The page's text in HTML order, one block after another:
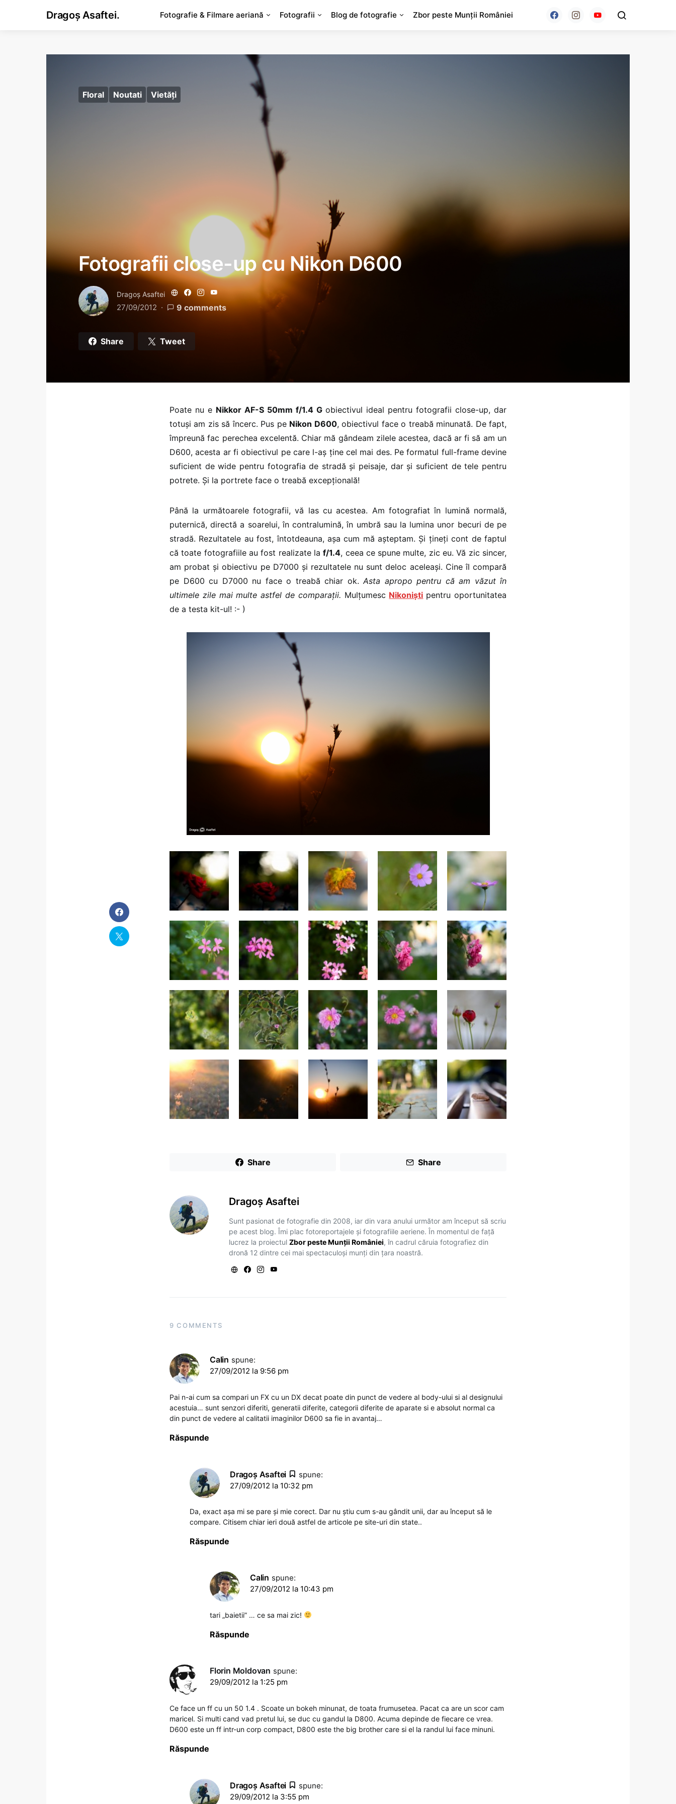
Dragoș Asaftei. Fotografie & Filmare aeriană Fotografii Blog de fotografie Zbor peste Munții României
Floral Noutati Vietăţi
Fotografii close-up cu Nikon D600
Dragoş Asaftei
27/09/2012 9 comments
Share Tweet
Poate nu e Nikkor AF-S 50mm f/1.4 G obiectivul ideal pentru fotografii close-up, dar
totuși am zis să încerc. Pus pe Nikon D600, obiectivul face o treabă minunată. De fapt,
împreună fac perechea excelentă. Chiar mă gândeam zilele acestea, dacă ar fi să am un
D600, acesta ar fi obiectivul pe care l-aș ține cel mai des. Pe formatul full-frame devine
suficient de wide pentru fotografia de stradă și peisaje, dar și suficient de tele pentru
potrete. Și la portrete face o treabă excepțională!
Până la următoarele fotografii, vă las cu acestea. Am fotografiat în lumină normală,
puternică, directă a soarelui, în contralumină, în umbră sau la lumina unor becuri de pe
stradă. Rezultatele au fost, întotdeauna, așa cum mă așteptam. Și țineți cont de faptul
că toate fotografiile au fost realizate laf/1.4, ceea ce spune multe, zic eu. Vă zic sincer,
am probat și obiectivu pe D7000 și rezultatele nu sunt deloc aceleași. Cine îl compară
pe D600 cu D7000 nu face o treabă chiar ok.Asta apropo pentru că am văzut în
ultimele zile mai multe astfel de comparații. Mulțumesc Nikoniști pentru oportunitatea
de a testa kit-ul! :- )
Share Share
Dragoş Asaftei
Sunt pasionat de fotografie din 2008, iar din vara anului următor am început să scriu
pe acest blog. Îmi plac fotoreportajele și fotografiile aeriene. În momentul de față
lucrez la proiectulZbor peste Munții României, în cadrul căruia fotografiez din
dronă 12 dintre cei mai spectaculoși munți din țara noastră.
9 COMMENTS
Calin spune:
27/09/2012 la 9:56 pm
Pai n-ai cum sa compari un FX cu un DX decat poate din punct de vedere al body-ului si al designului
acestuia… sunt senzori diferiti, generatii diferite, categorii diferite de aparate si e absolut normal ca
din punct de vedere al calitatii imaginilor D600 sa fie in avantaj…
Răspunde
Dragoş Asaftei
spune:
27/09/2012 la 10:32 pm
Da, exact așa mi se pare și mie corect. Dar nu știu cum s-au gândit unii, dar au început să le
compare. Citisem chiar ieri două astfel de articole pe site-uri din state..
Răspunde
Calin spune:
27/09/2012 la 10:43 pm
tari „baietii” … ce sa mai zic!
Răspunde
Florin Moldovan spune:
29/09/2012 la 1:25 pm
Ce face un ff cu un 50 1.4 . Scoate un bokeh minunat, de toata frumusetea. Pacat ca are un scor cam
maricel. Si multi cand vad pretul lui, se duc cu gandul la D800. Acuma depinde de fiecare ce vrea.
D600 este un ff intr-un corp compact, D800 este the big brother care si el la randul lui face minuni.
Răspunde
Dragoş Asaftei
spune:
29/09/2012 la 3:55 pm